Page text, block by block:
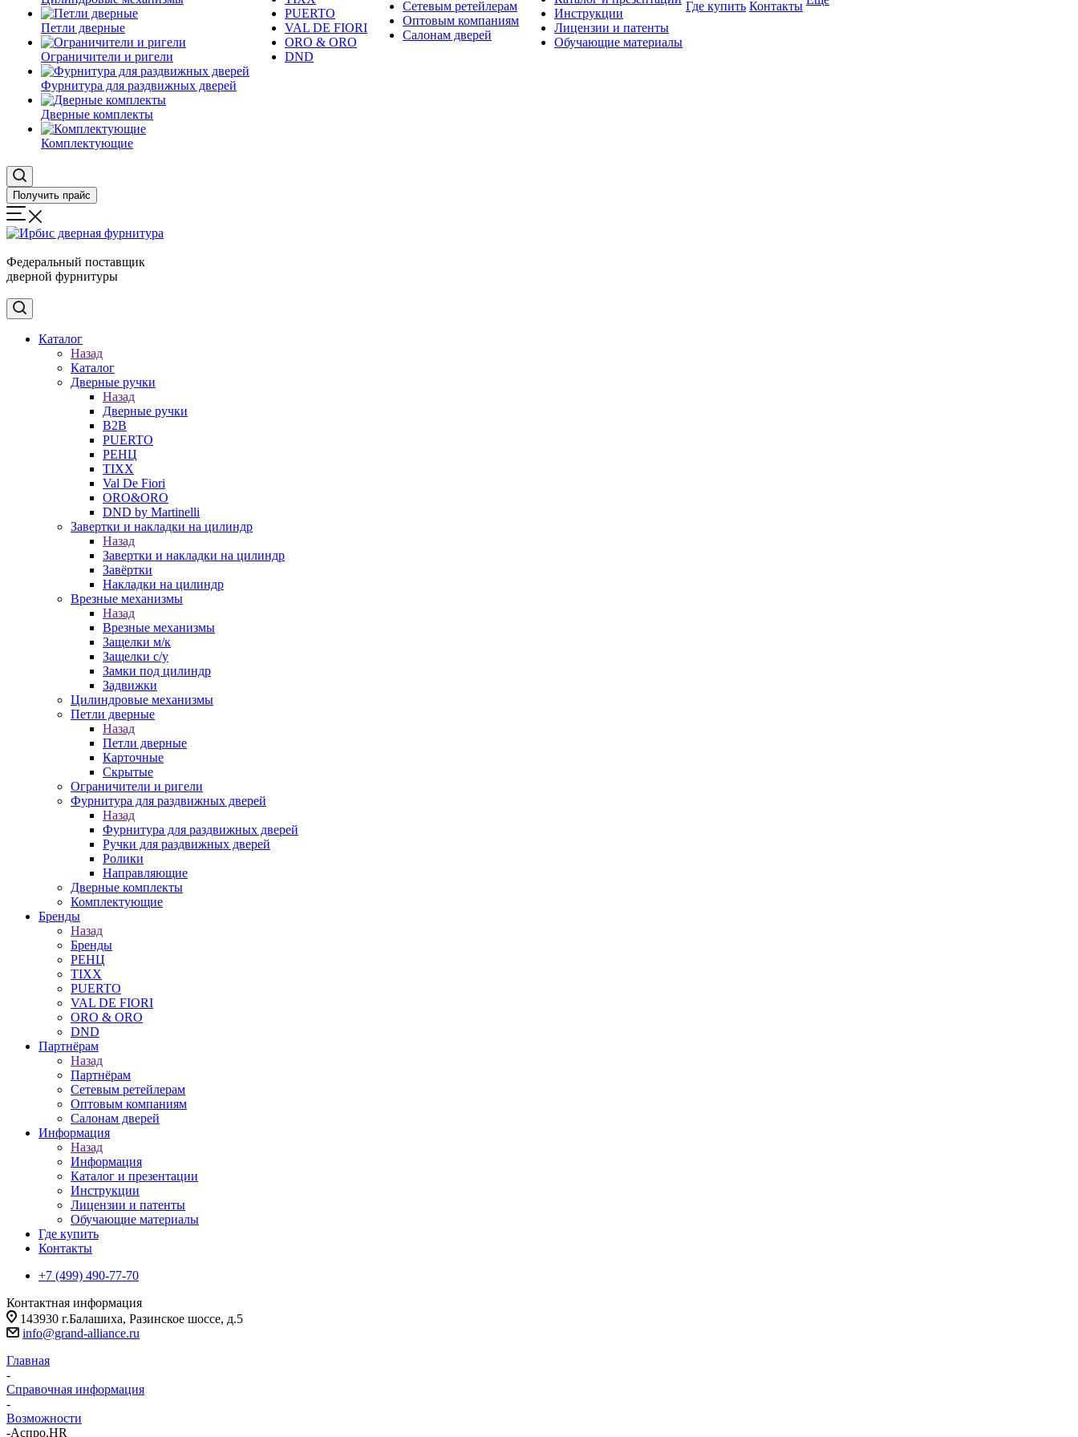
Петли дверные
Ограничители и ригели
Фурнитура для раздвижных дверей
Дверные комплекты
Комплектующие
PUERTO
VAL DE FIORI
ORO & ORO
DND
Сетевым ретейлерам
Оптовым компаниям
Салонам дверей
Инструкции
Лицензии и патенты
Обучающие материалы
Где купить Контакты
Получить прайс
Федеральный поставщик
дверной фурнитуры
Каталог
Назад
Каталог
Дверные ручки
Назад
Дверные ручки
B2B
PUERTO
РЕНЦ
TIXX
Val De Fiori
ORO&ORO
DND by Martinelli
Завертки и накладки на цилиндр
Назад
Завертки и накладки на цилиндр
Завёртки
Накладки на цилиндр
Врезные механизмы
Назад
Врезные механизмы
Защелки м/к
Защелки с/у
Замки под цилиндр
Задвижки
Цилиндровые механизмы
Петли дверные
Назад
Петли дверные
Карточные
Скрытые
Ограничители и ригели
Фурнитура для раздвижных дверей
Назад
Фурнитура для раздвижных дверей
Ручки для раздвижных дверей
Ролики
Направляющие
Дверные комплекты
Комплектующие
Бренды
Назад
Бренды
РЕНЦ
TIXX
PUERTO
VAL DE FIORI
ORO & ORO
DND
Партнёрам
Назад
Партнёрам
Сетевым ретейлерам
Оптовым компаниям
Салонам дверей
Информация
Назад
Информация
Каталог и презентации
Инструкции
Лицензии и патенты
Обучающие материалы
Где купить
Контакты
+7 (499) 490-77-70
Контактная информация
143930 г.Балашиха, Разинское шоссе, д.5
info@grand-alliance.ru
Главная
-
Справочная информация
-
Возможности
-Аспро.HR